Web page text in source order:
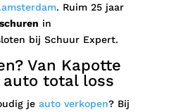
. Ruim 25 jaar
in
bij Schuur Expert.
Van Kapotte
total loss
je auto verkopen? Bij